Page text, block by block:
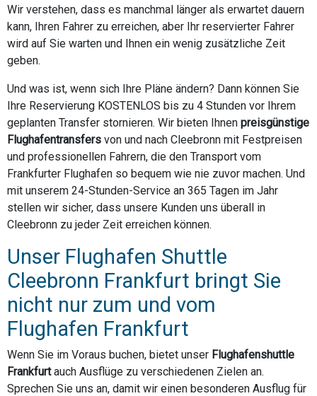
Wir verstehen, dass es manchmal länger als erwartet dauern
kann, Ihren Fahrer zu erreichen, aber Ihr reservierter Fahrer
wird auf Sie warten und Ihnen ein wenig zusätzliche Zeit
geben.
Und was ist, wenn sich Ihre Pläne ändern? Dann können Sie
Ihre Reservierung KOSTENLOS bis zu 4 Stunden vor Ihrem
geplanten Transfer stornieren. Wir bieten Ihnen preisgünstige
Flughafentransfers von und nach Cleebronn mit Festpreisen
und professionellen Fahrern, die den Transport vom
Frankfurter Flughafen so bequem wie nie zuvor machen. Und
mit unserem 24-Stunden-Service an 365 Tagen im Jahr
stellen wir sicher, dass unsere Kunden uns überall in
Cleebronn zu jeder Zeit erreichen können.
Unser Flughafen Shuttle
Cleebronn Frankfurt bringt Sie
nicht nur zum und vom
Flughafen Frankfurt
Wenn Sie im Voraus buchen, bietet unser Flughafenshuttle
Frankfurtauch Ausflüge zu verschiedenen Zielen an.
Sprechen Sie uns an, damit wir einen besonderen Ausflug für